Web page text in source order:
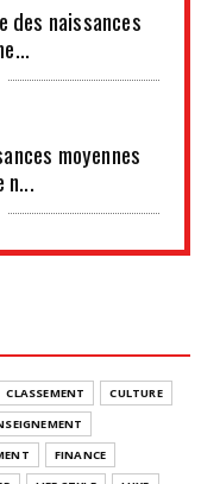
des naissances
moyennes
Arrco : coup
CLASSEMENT
CULTURE
FINANCE